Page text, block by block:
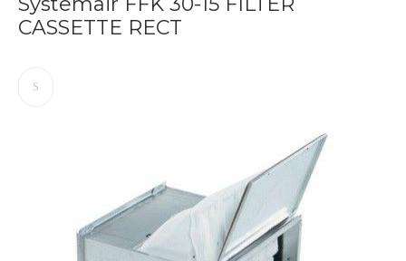
CASSETTE RECT